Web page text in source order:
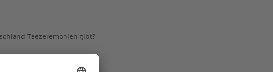
Teezeremonien gibt?